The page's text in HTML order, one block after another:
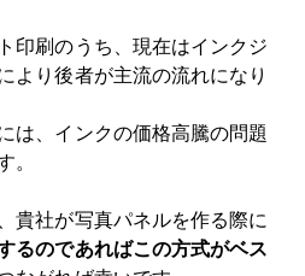
印刷のうち、現在はインクジ
より後者が主流の流れになり
は、インクの価格高騰の問題
。
貴社が写真パネルを作る際に
るのであればこの方式がベス